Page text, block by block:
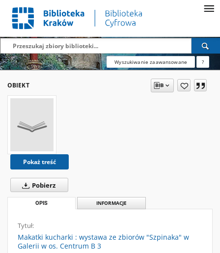
Wyszukiwanie zaawansowane ?
OBIEKT
Pokaż treść
Pobierz
OPIS INFORMACJE
Tytuł:
Makatki kucharki : wystawa ze zbiorów "Szpinaka" w
Galerii w os. Centrum B 3